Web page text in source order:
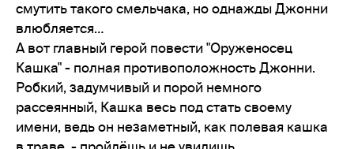
смутить такого смельчака, но однажды Джонни
влюбляется…
А вот главный герой повести "Оруженосец
Кашка" - полная противоположность Джонни.
Робкий, задумчивый и порой немного
рассеянный, Кашка весь под стать своему
имени, ведь он незаметный, как полевая кашка